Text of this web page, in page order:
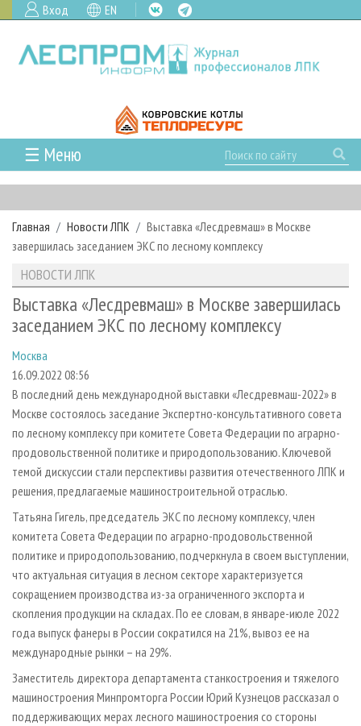
Вход EN
☰ Меню
ГЛАВНАЯ
РУБРИКИ И ТЕМЫ
РУБРИКИ ЖУРНАЛА
ЛЕСОЗАГОТОВКА
ЛЕСОПИЛЕНИЕ
СУШКА ДРЕВЕСИНЫ
ПРОИЗВОДСТВО ДРЕВЕСНЫХ ПЛИТ
ДЕРЕВЯННОЕ ДОМОСТРОЕНИЕ
ПРОИЗВОДСТВО МЕБЕЛИ
БИОЭНЕРГЕТИКА
ИНСТРУМЕНТ И МАТЕРИАЛЫ
НОВОСТИ
НОВОСТИ ЛПК
НОВОСТИ ЖУРНАЛА
ПРОЕКТЫ ЛПИ
АНАЛИТИКА
ПРЕДПРИЯТИЯ ЛПК
ПЕРСОНЫ
МОБИЛЬНЫЕ ВЫСТАВКИ
ПРИОРИТЕТНЫЕ ИНВЕСТПРОЕКТЫ
RUSSIAN FORESTRY REVIEW
БИБЛИОТЕКА СПЕЦИАЛИСТА
АРХИВ ЖУРНАЛОВ
О ЖУРНАЛЕ
КОНТАКТЫ
РЕКЛАМОДАТЕЛЯМ
РЕКЛАМА
РЕКЛАМА НА САЙТЕ
Главная Новости ЛПК
Выставка «Лесдревмаш» в Москве
завершилась заседанием ЭКС по лесному комплексу
НОВОСТИ ЛПК
Выставка «Лесдревмаш» в Москве завершилась
заседанием ЭКС по лесному комплексу
Москва
16.09.2022 08:56
В последний день международной выставки «Лесдревмаш-2022» в
Москве состоялось заседание Экспертно-консультативного совета
по лесному комплексу при комитете Совета Федерации по аграрно-
продовольственной политике и природопользованию. Ключевой
темой дискуссии стали перспективы развития отечественного ЛПК и
решения, предлагаемые машиностроительной отраслью.
Татьяна Гигель, председатель ЭКС по лесному комплексу, член
комитета Совета Федерации по аграрно-продовольственной
политике и природопользованию, подчеркнула в своем выступлении,
что актуальная ситуация в лесном секторе характеризуется
сокращением производства из-за ограниченного экспорта и
скопления продукции на складах. По ее словам, в январе-июле 2022
года выпуск фанеры в России сократился на 21%, вывоз ее на
международные рынки – на 29%.
Заместитель директора департамента станкостроения и тяжелого
машиностроения Минпромторга России Юрий Кузнецов рассказал о
поддерживающих мерах лесного машиностроения со стороны